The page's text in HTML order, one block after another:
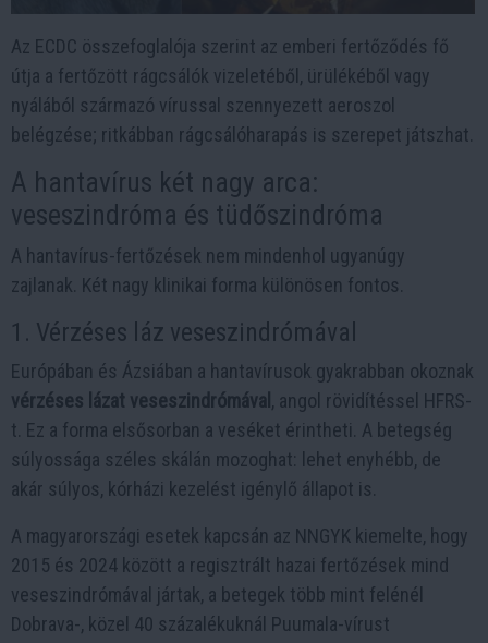
Az ECDC összefoglalója szerint az emberi fertőződés fő
útja a fertőzött rágcsálók vizeletéből, ürülékéből vagy
nyálából származó vírussal szennyezett aeroszol
belégzése; ritkábban rágcsálóharapás is szerepet játszhat.
A hantavírus két nagy arca:
veseszindróma és tüdőszindróma
A hantavírus-fertőzések nem mindenhol ugyanúgy
zajlanak. Két nagy klinikai forma különösen fontos.
1. Vérzéses láz veseszindrómával
Európában és Ázsiában a hantavírusok gyakrabban okoznak
vérzéses lázat veseszindrómával , angol rövidítéssel HFRS-
t. Ez a forma elsősorban a veséket érintheti. A betegség
súlyossága széles skálán mozoghat: lehet enyhébb, de
akár súlyos, kórházi kezelést igénylő állapot is.
A magyarországi esetek kapcsán az NNGYK kiemelte, hogy
2015 és 2024 között a regisztrált hazai fertőzések mind
veseszindrómával jártak, a betegek több mint felénél
Dobrava-, közel 40 százalékuknál Puumala-vírust